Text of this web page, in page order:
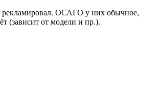
рекламировал. ОСАГО у них обычное,
(зависит от модели и пр.).